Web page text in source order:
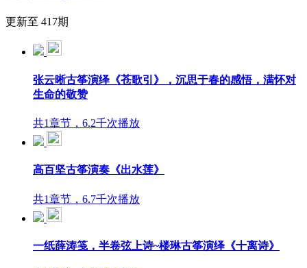
更新至 417期
张云晰古筝演绎《苍歌引》，沉思于春的感悟，满怀对
生命的敬赞
共1章节，6.2千次播放
高百坚古筝演奏《出水莲》
共1章节，6.7千次播放
一纸薛涛笺，半卷弦上诗~楼琳古筝演绎《十离诗》